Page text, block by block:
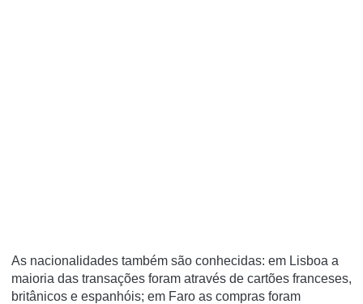
As nacionalidades também são conhecidas: em Lisboa a
maioria das transações foram através de cartões franceses,
britânicos e espanhóis; em Faro as compras foram